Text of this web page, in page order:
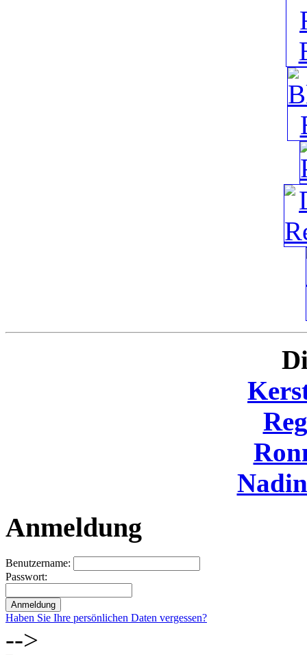
Anmeldung
Benutzername:
Passwort:
Haben Sie Ihre persönlichen Daten vergessen?
-->